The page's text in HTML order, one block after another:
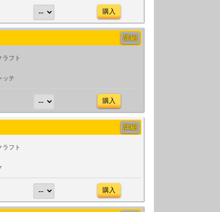
購入
詳細
フト
ッテ
購入
詳細
フト
購入